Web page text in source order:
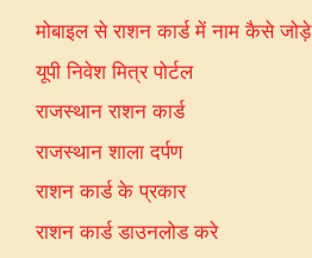
मोबाइल से राशन कार्ड में नाम कैसे जोड़े
यूपी निवेश मित्र पोर्टल
राजस्थान राशन कार्ड
राजस्थान शाला दर्पण
राशन कार्ड के प्रकार
राशन कार्ड डाउनलोड करे